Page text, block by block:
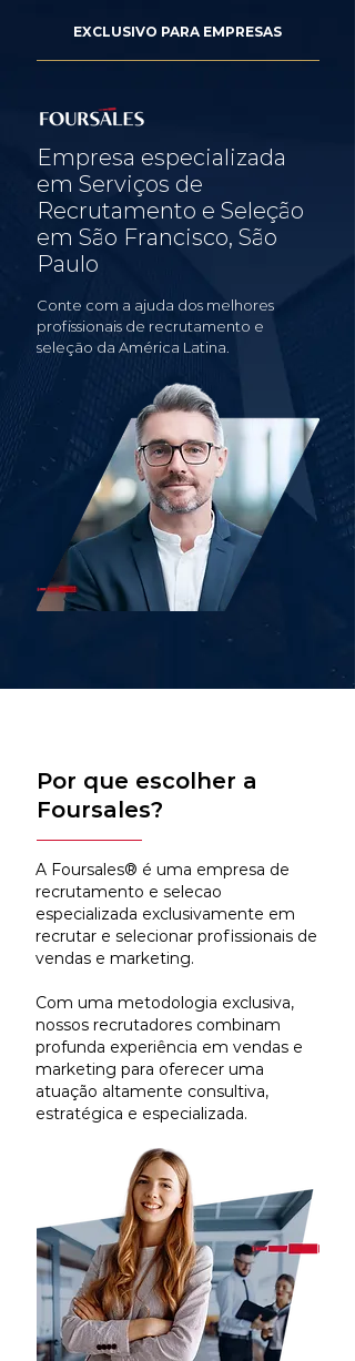
EXCLUSIVO PARA EMPRESAS
Empresa especializada
em Serviços de
Recrutamento e Seleção
em São Francisco, São
Paulo
Conte com a ajuda dos melhores
profissionais de recrutamento e
seleção da América Latina.
Por que escolher a
Foursales?
A Foursales® é uma empresa de
recrutamento e selecao
especializada exclusivamente em
recrutar e selecionar profissionais de
vendas e marketing.
Com uma metodologia exclusiva,
nossos recrutadores combinam
profunda experiência em vendas e
marketing para oferecer uma
atuação altamente consultiva,
estratégica e especializada.